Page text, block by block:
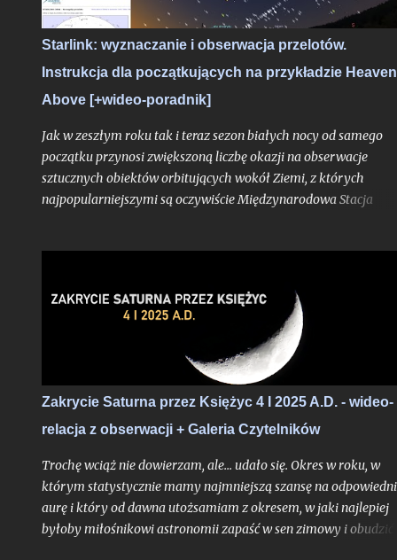
widzenia cyklu życia gwiazd ciągu głównego jak właśnie
bohater tutejszych wpisów oddalony od nas o 8 minut
- to praktycznie niezauważalne mrugnięcie oka. Ale w realiach
cyfrowych?
Starlink: wyznaczanie i obserwacja przelotów.
Instrukcja dla początkujących na przykładzie
Above [+wideo-poradnik]
Jak w zeszłym roku tak i teraz sezon białych nocy od samego
początku przynosi zwiększoną liczbę okazji na obserwacje
sztucznych obiektów orbitujących wokół Ziemi, z których
najpopularniejszymi są oczywiście Międzynarodowa Stacja
się się w świetle słonecznym, będąc widocznymi z naszego
a jeśli są to Starlinki to na niebie zaczyna robić się naprawdę
Zakrycie Saturna przez Księżyc 4 I 2025 A.D. - wideo-
relacja z obserwacji + Galeria Czytelników
Trochę wciąż nie dowierzam, ale... udało się. Okres w roku, w
którym statystycznie mamy najmniejszą szansę na
aurę i który od dawna utożsamiam z okresem, w jaki najlepiej
byłoby miłośnikowi astronomii zapaść w sen zimowy i obudzić